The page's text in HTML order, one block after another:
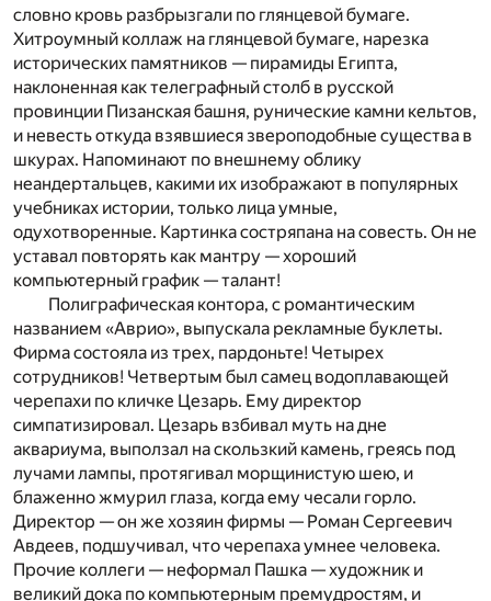
словно кровь разбрызгали по глянцевой бумаге.
Хитроумный коллаж на глянцевой бумаге, нарезка
исторических памятников — пирамиды Египта,
наклоненная как телеграфный столб в русской
провинции Пизанская башня, рунические камни кельтов,
и невесть откуда взявшиеся звероподобные существа в
шкурах. Напоминают по внешнему облику
неандертальцев, какими их изображают в популярных
учебниках истории, только лица умные,
одухотворенные. Картинка состряпана на совесть. Он не
уставал повторять как мантру — хороший
компьютерный график — талант!
Полиграфическая контора, с романтическим
названием «Аврио», выпускала рекламные буклеты.
Фирма состояла из трех, пардоньте! Четырех
сотрудников! Четвертым был самец водоплавающей
черепахи по кличке Цезарь. Ему директор
симпатизировал. Цезарь взбивал муть на дне
аквариума, выползал на скользкий камень, греясь под
лучами лампы, протягивал морщинистую шею, и
блаженно жмурил глаза, когда ему чесали горло.
Директор — он же хозяин фирмы — Роман Сергеевич
Авдеев, подшучивал, что черепаха умнее человека.
Прочие коллеги — неформал Пашка — художник и
великий дока по компьютерным премудростям, и